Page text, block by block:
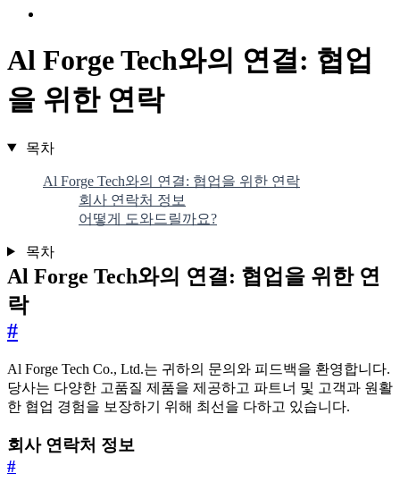
Al Forge Tech와의 연결: 협업
을 위한 연락
목차
Al Forge Tech와의 연결: 협업을 위한 연락
회사 연락처 정보
어떻게 도와드릴까요?
목차
Al Forge Tech와의 연결: 협업을 위한 연
락
#
Al Forge Tech Co., Ltd.는 귀하의 문의와 피드백을 환영합니다.
당사는 다양한 고품질 제품을 제공하고 파트너 및 고객과 원활
한 협업 경험을 보장하기 위해 최선을 다하고 있습니다.
회사 연락처 정보
#